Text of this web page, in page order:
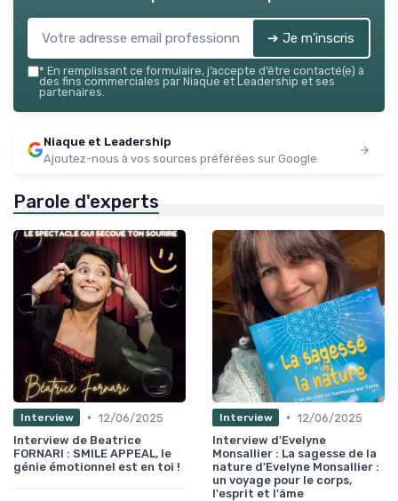
➔ Je m'inscris
* En remplissant ce formulaire, j’accepte d’être contacté(e) à
des fins commerciales par Niaque et Leadership et ses
partenaires.
Niaque et Leadership
Ajoutez-nous à vos sources préférées sur Google
Parole d'experts
Interview • 12/06/2025
Interview de Beatrice
FORNARI : SMILE APPEAL, le
génie émotionnel est en toi !
Interview • 12/06/2025
Interview d'Evelyne
Monsallier : La sagesse de la
nature d'Evelyne Monsallier :
un voyage pour le corps,
l'esprit et l'âme